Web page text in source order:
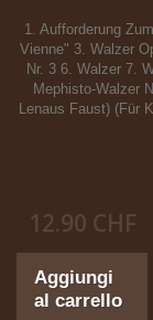
1. Aufforderung
Vienne" 3. Walzer
Nr. 3 6. Walzer 7.
Mephisto-Walzer
Lenaus Faust) (Für
12.90 CHF
Aggiungi
al carrello